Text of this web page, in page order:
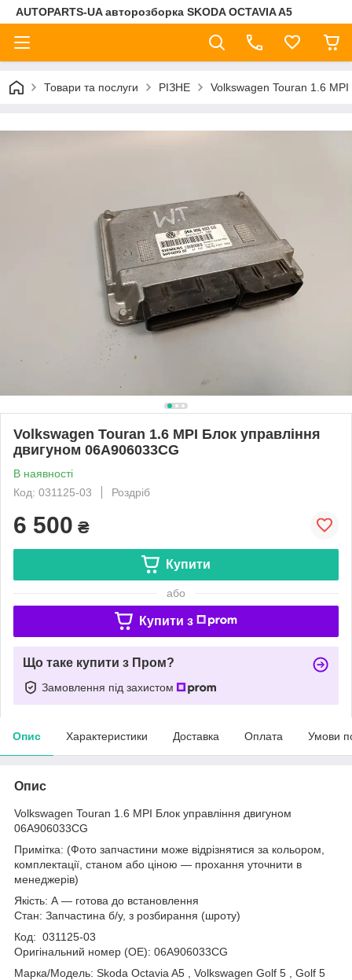
AUTOPARTS-UA авторозборка SKODA OCTAVIA A5
Товари та послуги РІЗНЕ Volkswagen Touran 1.6
Volkswagen Touran 1.6 MPI Блок управління
двигуном 06A906033CG
В наявності
Код: 031125-03
Роздріб
6 500 ₴
Купити
або
Купити з
Що таке купити з Пром?
Замовлення під захистом
Опис Характеристики Доставка Оплата Умови
Опис
Volkswagen Touran 1.6 MPI Блок управління двигуном
06A906033CG
Примітка: (Фото запчастини може відрізнятися за кольором,
комплектації, станом або ціною — прохання уточнити в
менеджерів)
Якість: А — готова до встановлення
Стан: Запчастина б/у, з розбирання (шроту)
Код: 031125-03
Оригінальний номер (ОЕ): 06A906033CG
Марка/Модель: Skoda Octavia A5 , Volkswagen Golf 5 , Golf 5